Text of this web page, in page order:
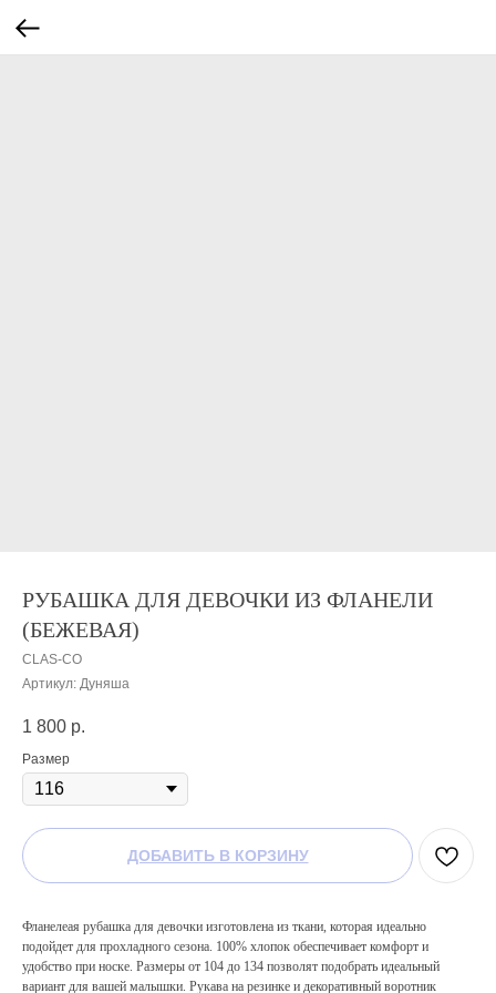
РУБАШКА ДЛЯ ДЕВОЧКИ ИЗ ФЛАНЕЛИ
(БЕЖЕВАЯ)
CLAS-CO
Артикул: Дуняша
1 800 р.
Размер
ДОБАВИТЬ В КОРЗИНУ
Фланелеая рубашка для девочки изготовлена из ткани, которая идеально
подойдет для прохладного сезона. 100% хлопок обеспечивает комфорт и
удобство при носке. Размеры от 104 до 134 позволят подобрать идеальный
вариант для вашей малышки. Рукава на резинке и декоративный воротник